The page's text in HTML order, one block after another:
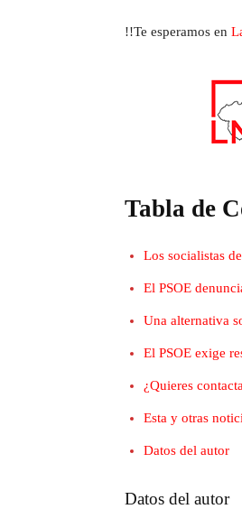
!!Te esperamos en
Tabla de
Los socialistas
El PSOE
Una alternativa
El PSOE exige
¿Quieres
Esta y otras
Datos del autor
Datos del autor